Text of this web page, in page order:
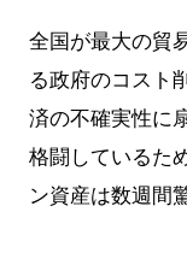
全国が最大の貿
る政府のコスト
済の不確実性に
格闘しているた
ン資産は数週間